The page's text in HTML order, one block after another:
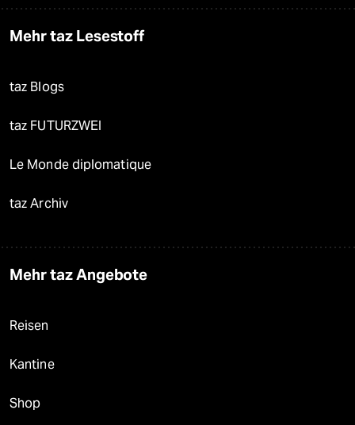
Mehr taz Lesestoff
taz Blogs
taz FUTURZWEI
Le Monde diplomatique
taz Archiv
Mehr taz Angebote
Reisen
Kantine
Shop